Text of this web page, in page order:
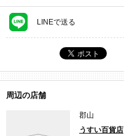
LINEで送る
周辺の店舗
郡山
うすい百貨店